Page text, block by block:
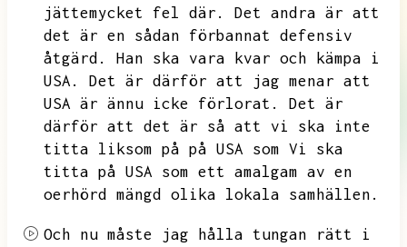
jättemycket fel där.
Det andra är att
det är en sådan förbannat defensiv
åtgärd.
Han ska vara kvar och kämpa i
USA.
Det är därför att jag menar att
USA är ännu icke förlorat.
Det är
därför att det är så att vi ska inte
titta liksom på på USA som Vi ska
titta på USA som ett amalgam av en
oerhörd mängd olika lokala samhällen.
Och nu måste jag hålla tungan rätt i